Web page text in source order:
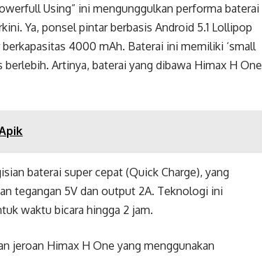
Using” ini mengunggulkan performa baterai
Ya, ponsel pintar berbasis Android 5.1 Lollipop
4000 mAh. Baterai ini memiliki ‘small
Artinya, baterai yang dibawa Himax H One
baterai super cepat (Quick Charge), yang
tegangan 5V dan output 2A. Teknologi ini
waktu bicara hingga 2 jam.
jeroan Himax H One yang menggunakan